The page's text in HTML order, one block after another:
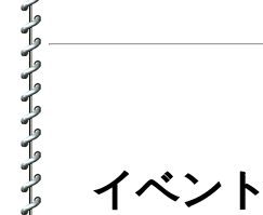
イベン